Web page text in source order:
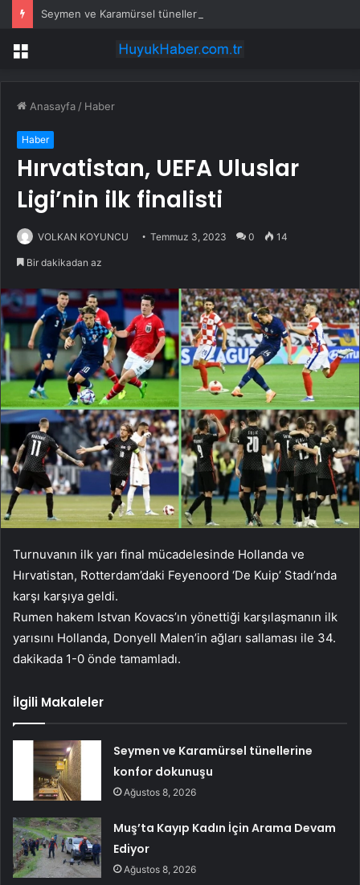
Seymen ve Karamürsel tünellerine konfor dokunuşu
Menü
Anasayfa / Haber
Haber
Hırvatistan, UEFA Uluslar
Ligi’nin ilk finalisti
VOLKAN KOYUNCU Temmuz 3, 2023 0 14
Bir dakikadan az
Turnuvanın ilk yarı final mücadelesinde Hollanda ve
Hırvatistan, Rotterdam’daki Feyenoord ‘De Kuip’ Stadı’nda
karşı karşıya geldi.
Rumen hakem Istvan Kovacs’ın yönettiği karşılaşmanın ilk
yarısını Hollanda, Donyell Malen’in ağları sallaması ile 34.
dakikada 1-0 önde tamamladı.
İlgili Makaleler
Seymen ve Karamürsel tünellerine
konfor dokunuşu
Ağustos 8, 2026
Muş’ta Kayıp Kadın İçin Arama Devam
Ediyor
Ağustos 8, 2026